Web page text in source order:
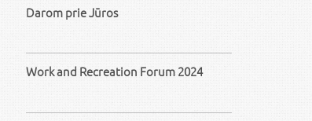
Darom prie Jūros
Work and Recreation Forum 2024